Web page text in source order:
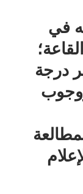
في
درجة